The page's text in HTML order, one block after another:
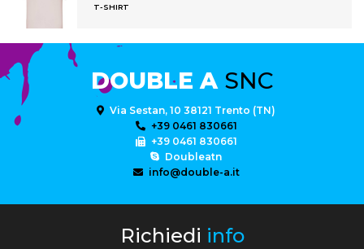
T-SHIRT
DOUBLE A SNC
Via Sestan, 10 38121 Trento (TN)
+39 0461 830661
+39 0461 830661
Doubleatn
info@double-a.it
Richiedi info